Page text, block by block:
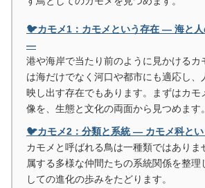
🐦カモメ1：カモメという存在 ― 海と人
―
港や海岸で当たり前のように見かけるカ
は海だけでなく河口や都市にも適応し、
映し出す存在でもあります。まずはカモ
像を、生態と文化の両面から見つめます。
🐦カモメ2：分類と系統 ― カモメ科と
カモメと呼ばれる鳥は一種類ではありま
属する多様な仲間たちの系統関係を整理
しての進化の歩みをたどります。